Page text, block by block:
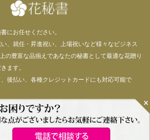
にお任せください。
、就任・昇進祝い、上場祝いなど様々なビジネス
の豊富な品揃えであなたの秘書として最適な花贈り
ます。
後払い、各種クレジットカードにも対応可能で